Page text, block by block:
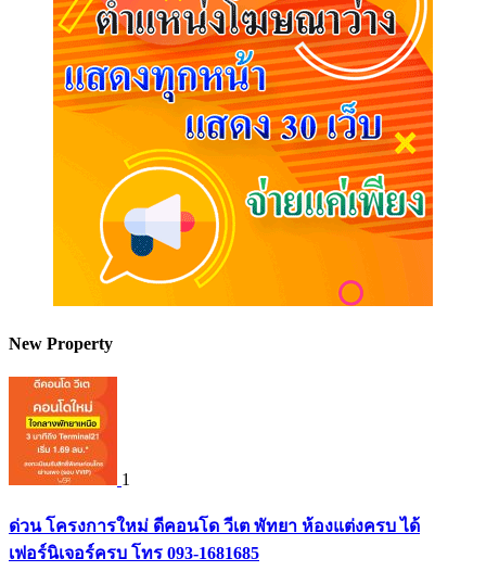
New Property
1
ด่วน โครงการใหม่ ดีคอนโด วีเต พัทยา ห้องแต่งครบ ได้
เฟอร์นิเจอร์ครบ โทร 093-1681685